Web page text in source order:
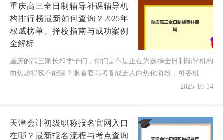
重庆高三全日制辅导补课辅导机
构排行榜最新如何查询？2025年
权威榜单、择校指南与成功案例
全解析
重庆的高三家长和学子们，你们是不是正在为选择全日制辅导机构
而焦虑得夜不能寐？眼看着高考备战进入白热化阶段，可各机构的
排名信息和实力对比却像一团乱麻——到底重庆高三全日制辅...
2025-10-14
天津会计初级职称报名官网入口
在哪？最新报名流程与考点查询